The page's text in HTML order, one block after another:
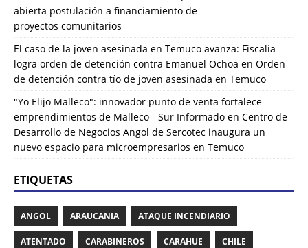
abierta postulación a financiamiento de
proyectos comunitarios
El caso de la joven asesinada en Temuco avanza: Fiscalía
logra orden de detención contra Emanuel Ochoa en Orden
de detención contra tío de joven asesinada en Temuco
"Yo Elijo Malleco": innovador punto de venta fortalece
emprendimientos de Malleco - Sur Informado en Centro de
Desarrollo de Negocios Angol de Sercotec inaugura un
nuevo espacio para microempresarios en Temuco
ETIQUETAS
ANGOL ARAUCANIA ATAQUE INCENDIARIO
ATENTADO CARABINEROS CARAHUE CHILE